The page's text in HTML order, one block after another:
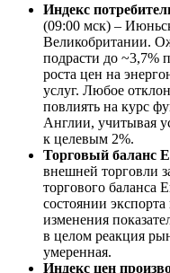
Индекс
(09:00 мск) –
Великобритании.
подрасти до ~3,7%
роста цен на
услуг. Любое
повлиять на курс
Англии, учитывая
к целевым 2%.
Торговый баланс
внешней торговли
торгового баланса
состоянии
изменения
в целом реакция
умеренная.
Индекс цен